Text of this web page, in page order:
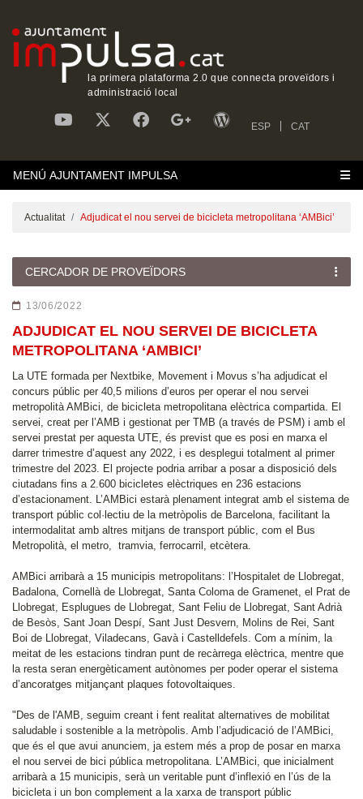
la primera plataforma 2.0 que connecta proveïdors i
administració local
ESP CAT
MENÚ AJUNTAMENT IMPULSA
Actualitat Adjudicat el nou servei de bicicleta metropolitana ‘AMBici’
CERCADOR DE PROVEÏDORS
13/06/2022
ADJUDICAT EL NOU SERVEI DE BICICLETA
METROPOLITANA ‘AMBICI’
La UTE formada per Nextbike, Movement i Movus s’ha adjudicat el
concurs públic per 40,5 milions d’euros per operar el nou servei
metropolità AMBici, de bicicleta metropolitana elèctrica compartida. El
servei, creat per l’AMB i gestionat per TMB (a través de PSM) i amb el
servei prestat per aquesta UTE, és previst que es posi en marxa el
darrer trimestre d’aquest any 2022, i es desplegui totalment al primer
trimestre del 2023. El projecte podria arribar a posar a disposició dels
ciutadans fins a 2.600 bicicletes elèctriques en 236 estacions
d’estacionament. L’AMBici estarà plenament integrat amb el sistema de
transport públic col·lectiu de la metròpolis de Barcelona, facilitant la
intermodalitat amb altres mitjans de transport públic, com el Bus
Metropolità, el metro, tramvia, ferrocarril, etcètera.
AMBici arribarà a 15 municipis metropolitans: l’Hospitalet de Llobregat,
Badalona, Cornellà de Llobregat, Santa Coloma de Gramenet, el Prat de
Llobregat, Esplugues de Llobregat, Sant Feliu de Llobregat, Sant Adrià
de Besòs, Sant Joan Despí, Sant Just Desvern, Molins de Rei, Sant
Boi de Llobregat, Viladecans, Gavà i Castelldefels. Com a mínim, la
meitat de les estacions tindran punt de recàrrega elèctrica, mentre que
la resta seran energèticament autònomes per poder operar el sistema
d’ancoratges mitjançant plaques fotovoltaiques.
"Des de l'AMB, seguim creant i fent realitat alternatives de mobilitat
saludable i sostenible a la metròpolis. Amb l’adjudicació de l’AMBici,
que és el que avui anunciem, ja estem més a prop de posar en marxa
el nou servei de bici pública metropolitana. L’AMBici, que inicialment
arribarà a 15 municipis, serà un veritable punt d’inflexió en l’ús de la
bicicleta i un bon complement a la xarxa de transport públic